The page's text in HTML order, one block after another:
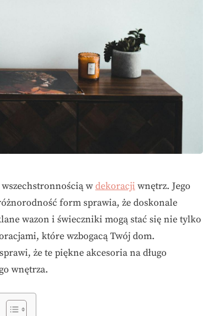
wszechstronnością w dekoracji wnętrz. Jego
form sprawia, że doskonale
wazon i świeczniki mogą stać się nie tylko
które wzbogacą Twój dom.
że te piękne akcesoria na długo
wnętrza.